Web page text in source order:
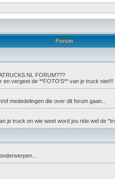
Forum
FORUM???
en vergeet de **FOTO'S** van je truck niet!!!
mededelingen die over dit forum gaan...
je truck en wie weet word jou ride wel de